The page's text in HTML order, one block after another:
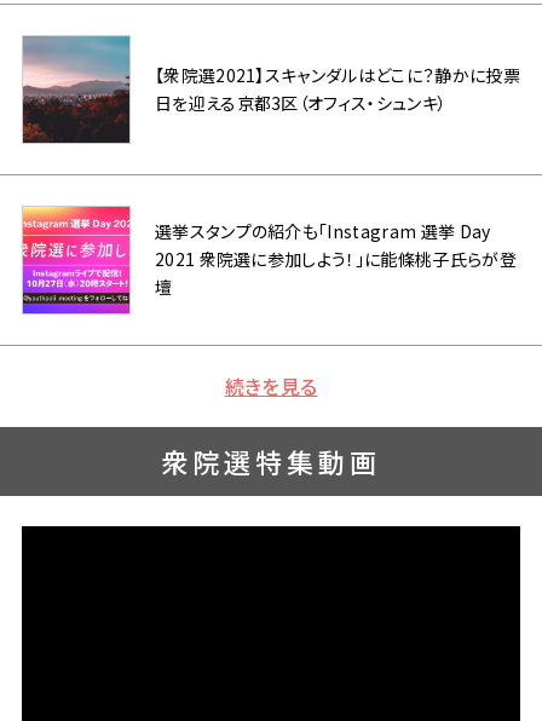
【衆院選2021】スキャンダルはどこに？静かに投票
日を迎える京都3区（オフィス・シュンキ）
選挙スタンプの紹介も「Instagram 選挙 Day
2021 衆院選に参加しよう！」に能條桃子氏らが登
壇
続きを見る
衆院選特集動画